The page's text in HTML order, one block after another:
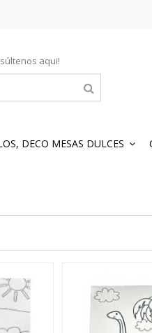
aqui!
DECO MESAS DULCES